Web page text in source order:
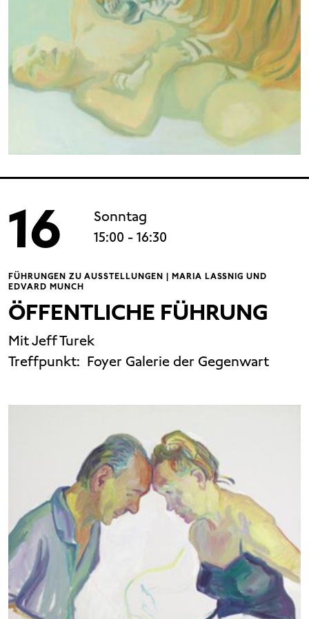
16
Sonntag
15:00 - 16:30
FÜHRUNGEN ZU AUSSTELLUNGEN | MARIA LASSNIG UND
EDVARD MUNCH
ÖFFENTLICHE FÜHRUNG
Mit Jeff Turek
Treffpunkt: Foyer Galerie der Gegenwart